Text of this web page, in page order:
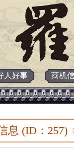
人好事 商机
息 (ID：257)